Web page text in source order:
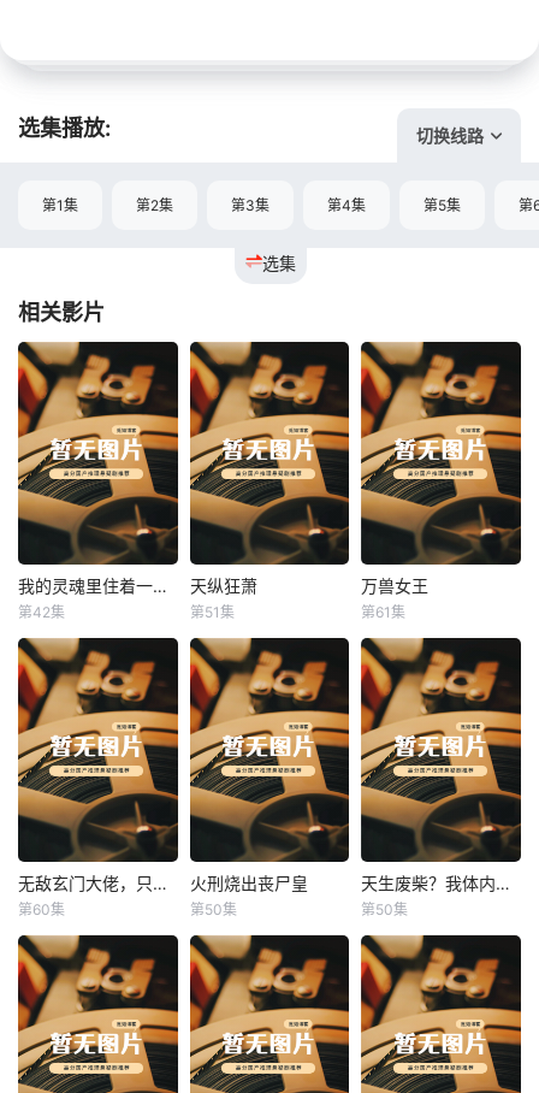
选集播放: 切换线路
选集
第1集 第2集 第3集 第4集 第5集 第
相关影片
我的灵魂里住着一条龙 我的灵魂里住着一条龙
第42集
天纵狂萧
天纵狂萧
第51集
万兽女王
万兽女王
第61集
无敌玄门大佬，只听姐姐的话 无敌玄门大佬，只听姐姐的话
第60集
火刑烧出丧尸皇
火刑烧出丧尸皇
第50集
天生废柴？我体内有神血 天生废柴？我体内有神血
第50集